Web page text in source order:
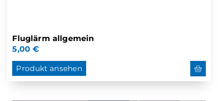
Fluglärm allgemein
5,00€
Produkt ansehen